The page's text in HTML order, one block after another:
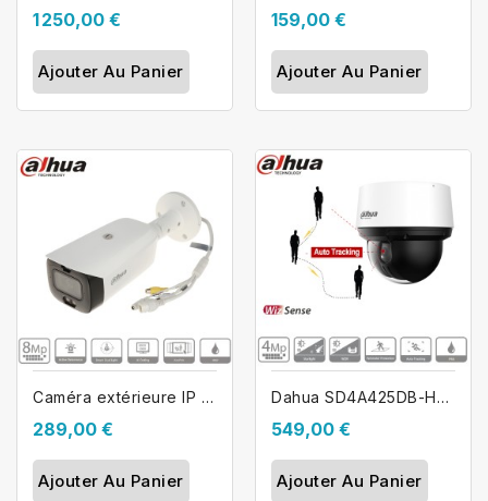
1 250,00 €
Ajouter Au Panier
159,00 €
Ajouter Au Panier
Caméra extérieure IP Poe Dahua TioC...
289,00 €
Ajouter Au Panier
Dahua SD4A425DB-HNY caméra extérieure...
549,00 €
Ajouter Au Panier